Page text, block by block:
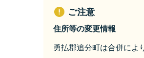
ご注意
住所等の変更情報
勇払郡追分町は合併によ